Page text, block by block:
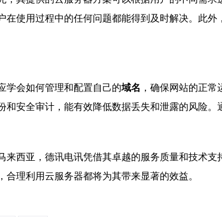
使用过程中的任何问题都能得到及时解决。此
学会如何管理和配置自己的域名 ，确保网站的正
安全审计，能有效降低数据丢失和泄露的风险。
来西亚，德讯电讯凭借其卓越的服务质量和技术
理利用云服务器都将为其带来显著的效益。